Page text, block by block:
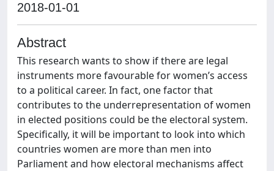
2018-01-01
Abstract
This research wants to show if there are legal
instruments more favourable for women’s access
to a political career. In fact, one factor that
contributes to the underrepresentation of women
in elected positions could be the electoral system.
Specifically, it will be important to look into which
countries women are more than men into
Parliament and how electoral mechanisms affect